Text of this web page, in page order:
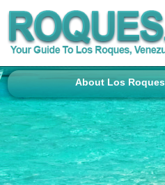
About Los Roques